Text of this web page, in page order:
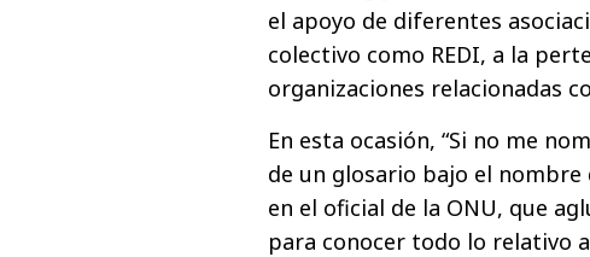
el apoyo de diferentes
colectivo como REDI, a la
organizaciones relacionadas
En esta ocasión, “Si no me
de un glosario bajo el nombre
en el oficial de la ONU, que
para conocer todo lo relativo